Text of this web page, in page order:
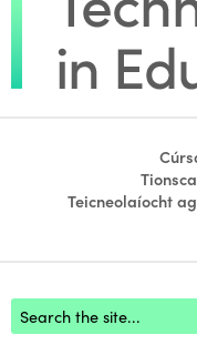
Teicneolaíocht
Footer search